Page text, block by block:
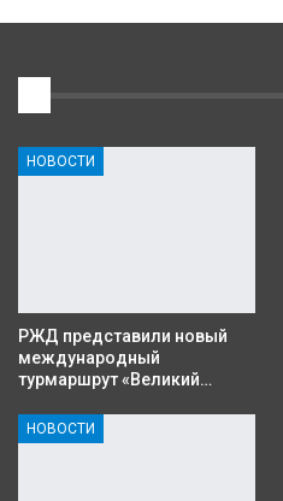
НОВОСТИ
РЖД представили новый
международный
турмаршрут «Великий…
НОВОСТИ